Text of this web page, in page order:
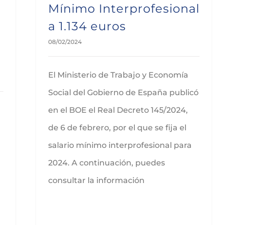
Mínimo Interprofesional
a 1.134 euros
08/02/2024
El Ministerio de Trabajo y Economía
Social del Gobierno de España publicó
en el BOE el Real Decreto 145/2024,
de 6 de febrero, por el que se fija el
salario mínimo interprofesional para
2024. A continuación, puedes
consultar la información